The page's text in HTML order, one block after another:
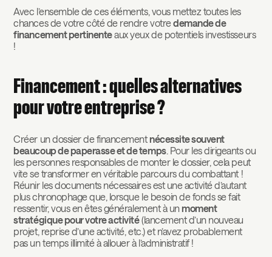
Avec l’ensemble de ces éléments, vous mettez toutes les
chances de votre côté de rendre votredemande de
financement pertinenteaux yeux de potentiels investisseurs
!
Financement : quelles alternatives
pour votre entreprise ?
Créer un dossier de financement nécessite souvent
beaucoup de paperasse et de temps. Pour les dirigeants ou
les personnes responsables de monter le dossier, cela peut
vite se transformer en véritable parcours du combattant !
Réunir les documents nécessaires est une activité d’autant
plus chronophage que, lorsque le besoin de fonds se fait
ressentir, vous en êtes généralement à un moment
stratégique pour votre activité(lancement d’un nouveau
projet, reprise d’une activité, etc.) et n’avez probablement
pas un temps illimité à allouer à l’administratif !